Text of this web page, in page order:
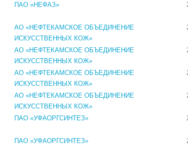
ПАО «НЕФАЗ»
АО «НЕФТЕКАМСКОЕ ОБЪЕДИНЕНИЕ
ИСКУССТВЕННЫХ КОЖ»
АО «НЕФТЕКАМСКОЕ ОБЪЕДИНЕНИЕ
ИСКУССТВЕННЫХ КОЖ»
АО «НЕФТЕКАМСКОЕ ОБЪЕДИНЕНИЕ
ИСКУССТВЕННЫХ КОЖ»
АО «НЕФТЕКАМСКОЕ ОБЪЕДИНЕНИЕ
ИСКУССТВЕННЫХ КОЖ»
ПАО «УФАОРГСИНТЕЗ»
ПАО «УФАОРГСИНТЕЗ»